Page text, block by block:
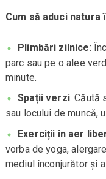
Cum să aduci natura
Plimbări zilnice:
parc sau pe o alee
minute.
Spații verzi: Căută
sau locului de muncă,
Exerciții în aer
vorba de yoga,
mediul înconjurător și